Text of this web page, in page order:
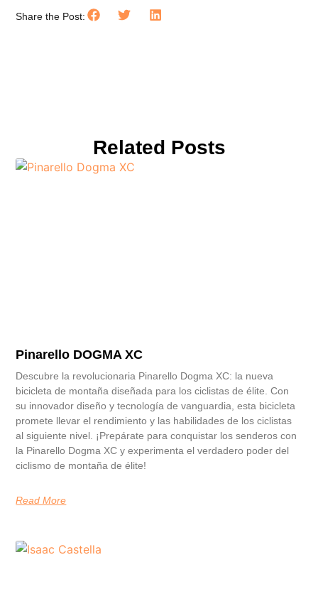
Share the Post:
Related Posts
Pinarello DOGMA XC
Descubre la revolucionaria Pinarello Dogma XC: la nueva
bicicleta de montaña diseñada para los ciclistas de élite. Con
su innovador diseño y tecnología de vanguardia, esta bicicleta
promete llevar el rendimiento y las habilidades de los ciclistas
al siguiente nivel. ¡Prepárate para conquistar los senderos con
la Pinarello Dogma XC y experimenta el verdadero poder del
ciclismo de montaña de élite!
Read More